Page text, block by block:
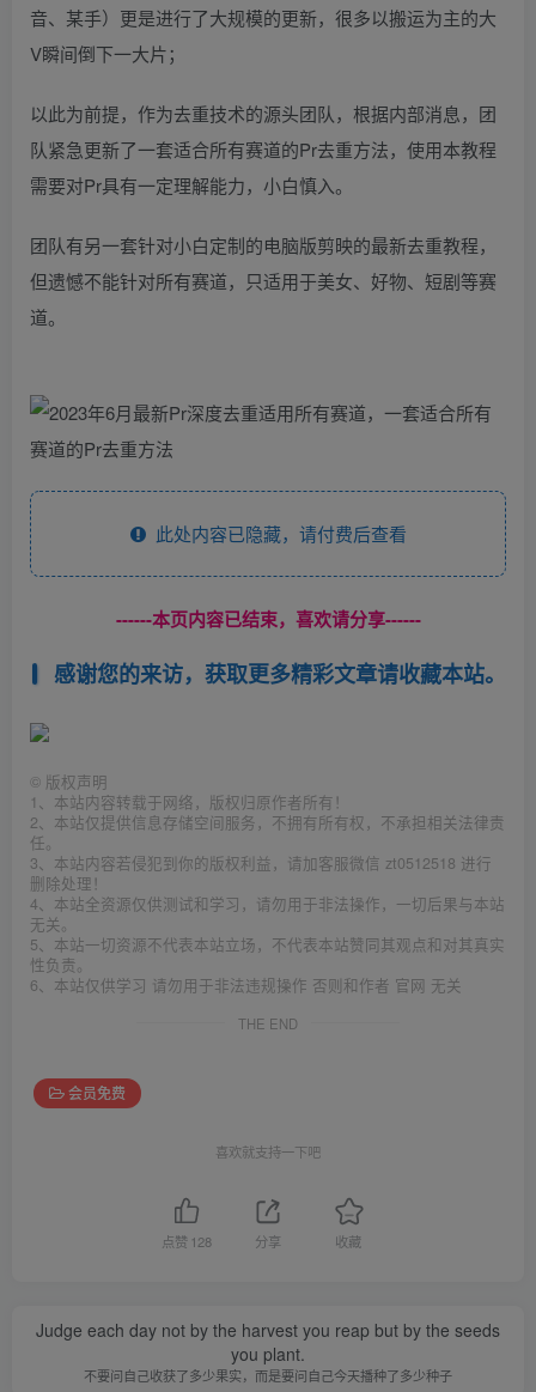
音、某手）更是进行了大规模的更新，很多以搬运为主的大
V瞬间倒下一大片；
以此为前提，作为去重技术的源头团队，根据内部消息，团
队紧急更新了一套适合所有赛道的Pr去重方法，使用本教程
需要对Pr具有一定理解能力，小白慎入。
团队有另一套针对小白定制的电脑版剪映的最新去重教程，
但遗憾不能针对所有赛道，只适用于美女、好物、短剧等赛
道。
此处内容已隐藏，请付费后查看
------本页内容已结束，喜欢请分享------
感谢您的来访，获取更多精彩文章请收藏本站。
© 版权声明
1、本站内容转载于网络，版权归原作者所有！
2、本站仅提供信息存储空间服务，不拥有所有权，不承担相关法律责
任。
3、本站内容若侵犯到你的版权利益，请加客服微信 zt0512518 进行
删除处理！
4、本站全资源仅供测试和学习，请勿用于非法操作，一切后果与本站
无关。
5、本站一切资源不代表本站立场，不代表本站赞同其观点和对其真实
性负责。
6、本站仅供学习 请勿用于非法违规操作 否则和作者 官网 无关
THE END
会员免费
喜欢就支持一下吧
点赞 128 分享 收藏
The greatest test of courage on earth is to bear defeat without
losing heart.
世界上对勇气的最大考验是忍受失败而不丧失信心